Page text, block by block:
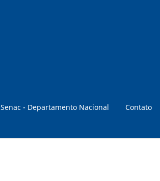
Senac - Departamento Nacional Contato